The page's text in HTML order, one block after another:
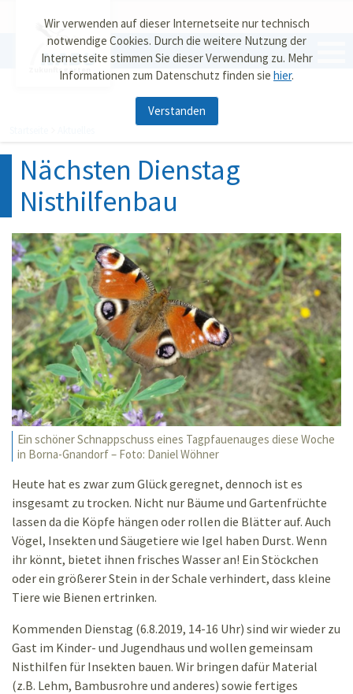
Wir verwenden auf dieser Internetseite nur technisch
notwendige Cookies. Durch die weitere Nutzung der
Internetseite stimmen Sie dieser Verwendung zu. Mehr
Informationen zum Datenschutz finden sie hier.
Verstanden
Zukunftsgarten
Nächsten Dienstag
Nisthilfenbau
Ein schöner Schnappschuss eines Tagpfauenauges diese Woche
in Borna-Gnandorf – Foto: Daniel Wöhner
Heute hat es zwar zum Glück geregnet, dennoch ist es
insgesamt zu trocken. Nicht nur Bäume und Gartenfrüchte
lassen da die Köpfe hängen oder rollen die Blätter auf. Auch
Vögel, Insekten und Säugetiere wie Igel haben Durst. Wenn
ihr könnt, bietet ihnen frisches Wasser an! Ein Stöckchen
oder ein größerer Stein in der Schale verhindert, dass kleine
Tiere wie Bienen ertrinken.
Kommenden Dienstag (6.8.2019, 14-16 Uhr) sind wir wieder zu
Gast im Kinder- und Jugendhaus und wollen gemeinsam
Nisthilfen für Insekten bauen. Wir bringen dafür Material
(z.B. Lehm, Bambusrohre und anderes) sowie fertiges